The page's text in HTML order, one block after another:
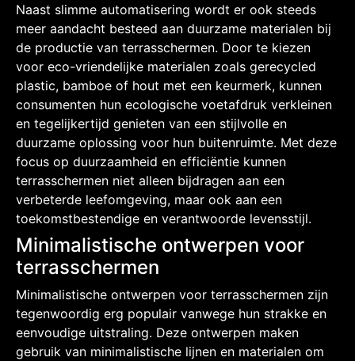
Naast slimme automatisering wordt er ook steeds
meer aandacht besteed aan duurzame materialen bij
de productie van terrasschermen. Door te kiezen
voor eco-vriendelijke materialen zoals gerecycled
plastic, bamboe of hout met een keurmerk, kunnen
consumenten hun ecologische voetafdruk verkleinen
en tegelijkertijd genieten van een stijlvolle en
duurzame oplossing voor hun buitenruimte. Met deze
focus op duurzaamheid en efficiëntie kunnen
terrasschermen niet alleen bijdragen aan een
verbeterde leefomgeving, maar ook aan een
toekomstbestendige en verantwoorde levensstijl.
Minimalistische ontwerpen voor
terrasschermen
Minimalistische ontwerpen voor terrasschermen zijn
tegenwoordig erg populair vanwege hun strakke en
eenvoudige uitstraling. Deze ontwerpen maken
gebruik van minimalistische lijnen en materialen om